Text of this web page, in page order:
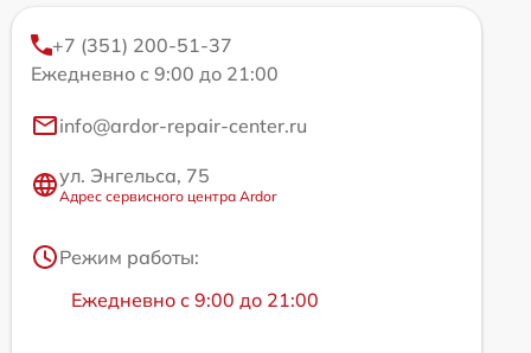
+7 (351) 200-51-37
Ежедневно с 9:00 до 21:00
info@ardor-repair-center.ru
ул. Энгельса, 75
Адрес сервисного центра Ardor
Режим работы:
Ежедневно с 9:00 до 21:00